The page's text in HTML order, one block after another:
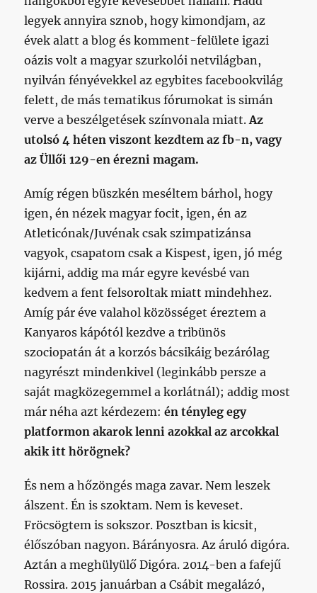
legyek annyira sznob, hogy kimondjam, az
évek alatt a blog és komment-felülete igazi
oázis volt a magyar szurkolói netvilágban,
nyilván fényévekkel az egybites facebookvilág
felett, de más tematikus fórumokat is simán
verve a beszélgetések színvonala miatt.Az
utolsó 4 héten viszont kezdtem az fb-n, vagy
az Üllői 129-en érezni magam.
Amíg régen büszkén meséltem bárhol, hogy
igen, én nézek magyar focit, igen, én az
Atleticónak/Juvénak csak szimpatizánsa
vagyok, csapatom csak a Kispest, igen, jó még
kijárni, addig ma már egyre kevésbé van
kedvem a fent felsoroltak miatt mindehhez.
Amíg pár éve valahol közösséget éreztem a
Kanyaros kápótól kezdve a tribünös
szociopatán át a korzós bácsikáig bezárólag
nagyrészt mindenkivel (leginkább persze a
saját magközegemmel a korlátnál); addig most
már néha azt kérdezem:én tényleg egy
platformon akarok lenni azokkal az arcokkal
akik itt hörögnek?
És nem a hőzöngés maga zavar. Nem leszek
álszent. Én is szoktam. Nem is keveset.
Fröcsögtem is sokszor. Posztban is kicsit,
élőszóban nagyon. Bárányosra. Az áruló digóra.
Aztán a meghülyülő Digóra. 2014-ben a fafejű
Rossira. 2015 januárban a Csábit megalázó,